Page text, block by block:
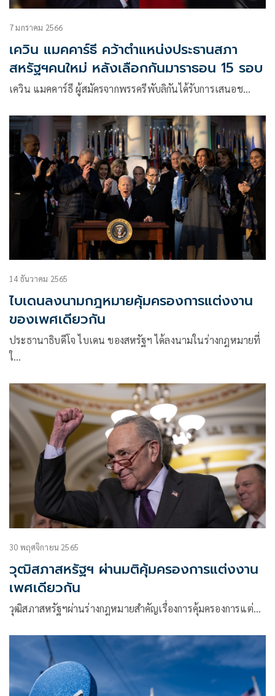
7 มกราคม 2566
เควิน แมคคาร์ธี คว้าตำแหน่งประธานสภา
สหรัฐฯคนใหม่ หลังเลือกกันมาราธอน 15 รอบ
เควิน แมคคาร์ธี ผู้สมัครจากพรรครีพับลิกันได้รับการเสนอช…
14 ธันวาคม 2565
ไบเดนลงนามกฎหมายคุ้มครองการแต่งงาน
ของเพศเดียวกัน
ประธานาธิบดีโจ ไบเดน ของสหรัฐฯ ได้ลงนามในร่างกฎหมายที่
ใ…
30 พฤศจิกายน 2565
วุฒิสภาสหรัฐฯ ผ่านมติคุ้มครองการแต่งงาน
เพศเดียวกัน
วุฒิสภาสหรัฐฯผ่านร่างกฎหมายสำคัญเรื่องการคุ้มครองการแต่…